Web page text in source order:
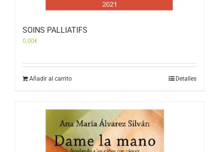
SOINS PALLIATIFS
0,00€
Añadir al carrito Detalles